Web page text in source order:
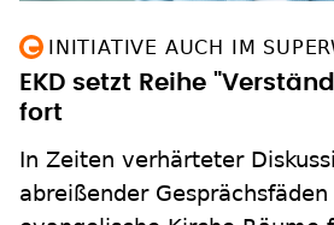
INITIATIVE AUCH IM
EKD setzt Reihe
fort
In Zeiten verhärteter
abreißender